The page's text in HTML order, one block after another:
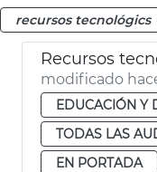
recursos tecnológics
modificado
EDUCACIÓN Y
TODAS LAS
EN PORTADA